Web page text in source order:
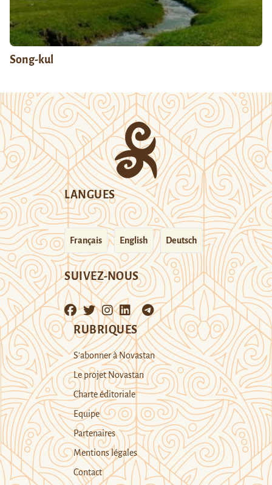
Song-kul
LANGUES
Français English Deutsch
SUIVEZ-NOUS
RUBRIQUES
S’abonner à Novastan
Le projet Novastan
Charte éditoriale
Equipe
Partenaires
Mentions légales
Contact